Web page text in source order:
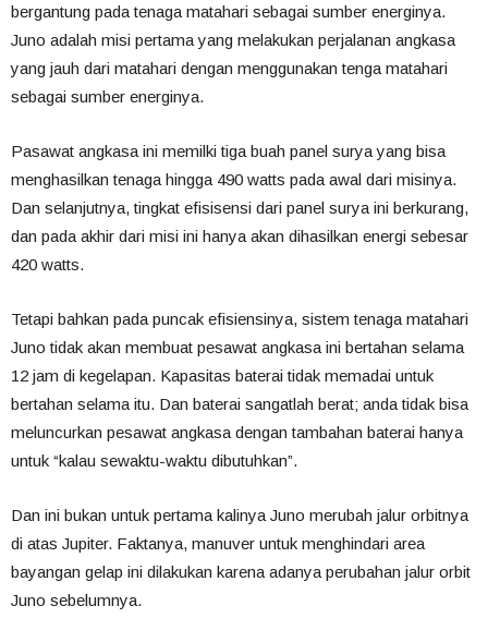
bergantung pada tenaga matahari sebagai sumber energinya.
Juno adalah misi pertama yang melakukan perjalanan angkasa
yang jauh dari matahari dengan menggunakan tenga matahari
sebagai sumber energinya.
Pasawat angkasa ini memilki tiga buah panel surya yang bisa
menghasilkan tenaga hingga 490 watts pada awal dari misinya.
Dan selanjutnya, tingkat efisisensi dari panel surya ini berkurang,
dan pada akhir dari misi ini hanya akan dihasilkan energi sebesar
420 watts.
Tetapi bahkan pada puncak efisiensinya, sistem tenaga matahari
Juno tidak akan membuat pesawat angkasa ini bertahan selama
12 jam di kegelapan. Kapasitas baterai tidak memadai untuk
bertahan selama itu. Dan baterai sangatlah berat; anda tidak bisa
meluncurkan pesawat angkasa dengan tambahan baterai hanya
untuk “kalau sewaktu-waktu dibutuhkan”.
Dan ini bukan untuk pertama kalinya Juno merubah jalur orbitnya
di atas Jupiter. Faktanya, manuver untuk menghindari area
bayangan gelap ini dilakukan karena adanya perubahan jalur orbit
Juno sebelumnya.